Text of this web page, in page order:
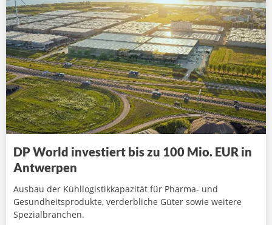
DP World investiert bis zu 100 Mio. EUR in
Antwerpen
Ausbau der Kühllogistikkapazität für Pharma- und
Gesundheitsprodukte, verderbliche Güter sowie weitere
Spezialbranchen.